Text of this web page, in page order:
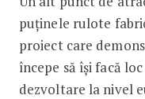
puținele rulote
proiect care
începe să își facă
dezvoltare la nivel